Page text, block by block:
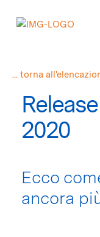
2020
Ecco
ancora
... torna